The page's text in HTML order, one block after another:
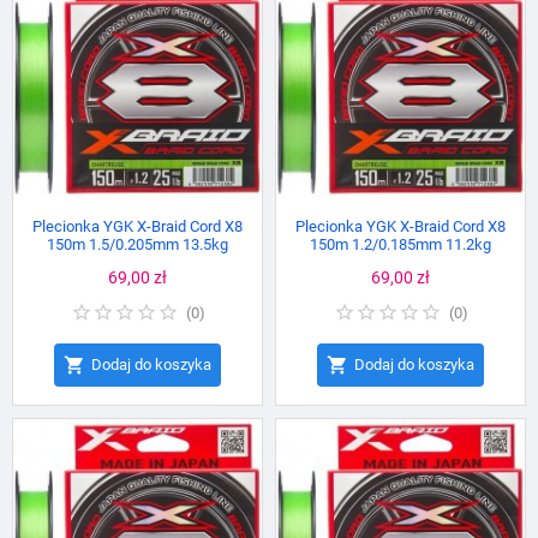
Plecionka YGK X-Braid Cord X8
150m 1.5/0.205mm 13.5kg
Cena
69,00 zł
(0)
 Dodaj do koszyka
Plecionka YGK X-Braid Cord X8
150m 1.2/0.185mm 11.2kg
Cena
69,00 zł
(0)
 Dodaj do koszyka